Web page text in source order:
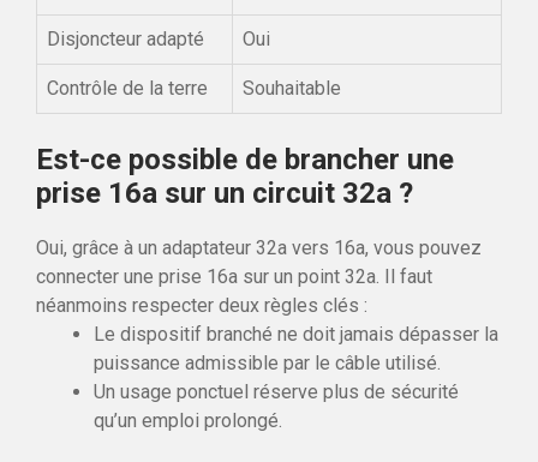
Disjoncteur adapté Oui
Contrôle de la terre Souhaitable
Est-ce possible de brancher une
prise 16a sur un circuit 32a ?
Oui, grâce à un adaptateur 32a vers 16a, vous pouvez
connecter une prise 16a sur un point 32a. Il faut
néanmoins respecter deux règles clés :
Le dispositif branché ne doit jamais dépasser la
puissance admissible par le câble utilisé.
Un usage ponctuel réserve plus de sécurité
qu’un emploi prolongé.